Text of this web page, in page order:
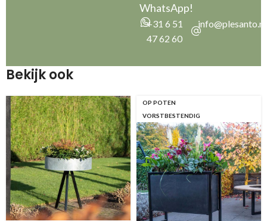
WhatsApp!
+31 6 51
47 62 60
info@plesanto.nl
Bekijk ook
OP POTEN
VORSTBESTENDIG